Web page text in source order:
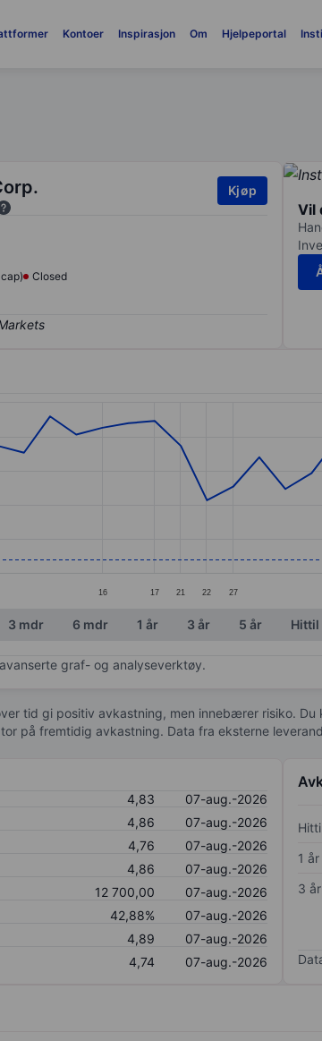
Kontoer Inspirasjon Om Hjelpeportal
Kjøp
Closed
Vil
categories.
values. Data ranges from 4.8 to 5.49.
16 17 21 22 27
3 mdr 6 mdr 1 år 3 år 5 år Hittil
graf- og analyseverktøy.
tid gi positiv avkastning, men innebærer risiko.
på fremtidig avkastning. Data fra eksterne
4,83
07-aug.-2026
4,86
07-aug.-2026
4,76
07-aug.-2026
4,86
07-aug.-2026
12 700,00
07-aug.-2026
42,88%
07-aug.-2026
4,89
07-aug.-2026
4,74 07-aug.-2026
1 år
3 år